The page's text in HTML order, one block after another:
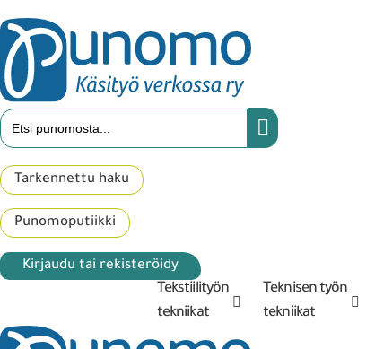
Tarkennettu haku
Punomoputiikki
Kirjaudu tai rekisteröidy
Tekstiilityön
tekniikat
Teknisen työn
tekniikat